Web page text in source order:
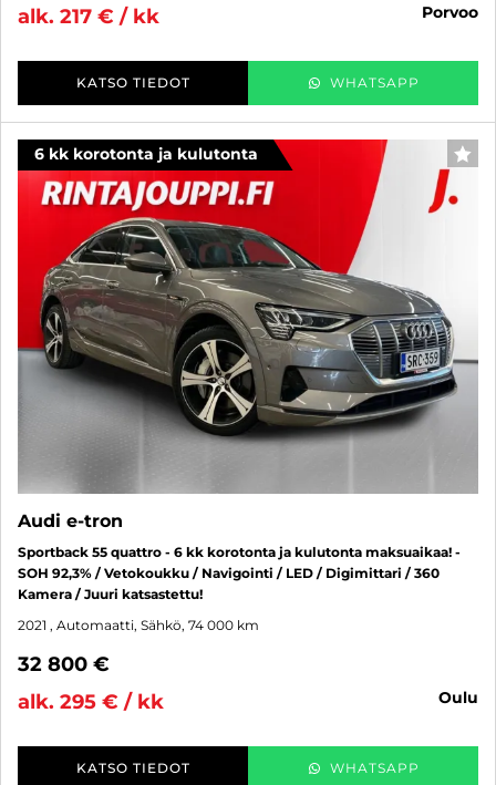
alk. 217 € / kk
porvoo
KATSO TIEDOT WHATSAPP
6 kk korotonta ja kulutonta
Audi e-tron
Sportback 55 quattro - 6 kk korotonta ja kulutonta maksuaikaa! -
SOH 92,3% / Vetokoukku / Navigointi / LED / Digimittari / 360
Kamera / Juuri katsastettu!
2021 , Automaatti, Sähkö, 74 000 km
32 800 €
alk. 295 € / kk
oulu
KATSO TIEDOT WHATSAPP